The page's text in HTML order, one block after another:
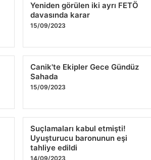
Yeniden görülen iki ayrı FETÖ
davasında karar
15/09/2023
Canik'te Ekipler Gece Gündüz
Sahada
15/09/2023
Suçlamaları kabul etmişti!
Uyuşturucu baronunun eşi
tahliye edildi
14/09/2023